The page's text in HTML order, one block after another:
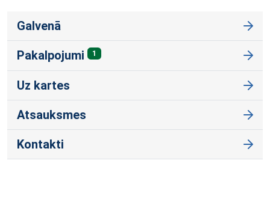
Galvenā
Pakalpojumi 1
Uz kartes
Atsauksmes
Kontakti